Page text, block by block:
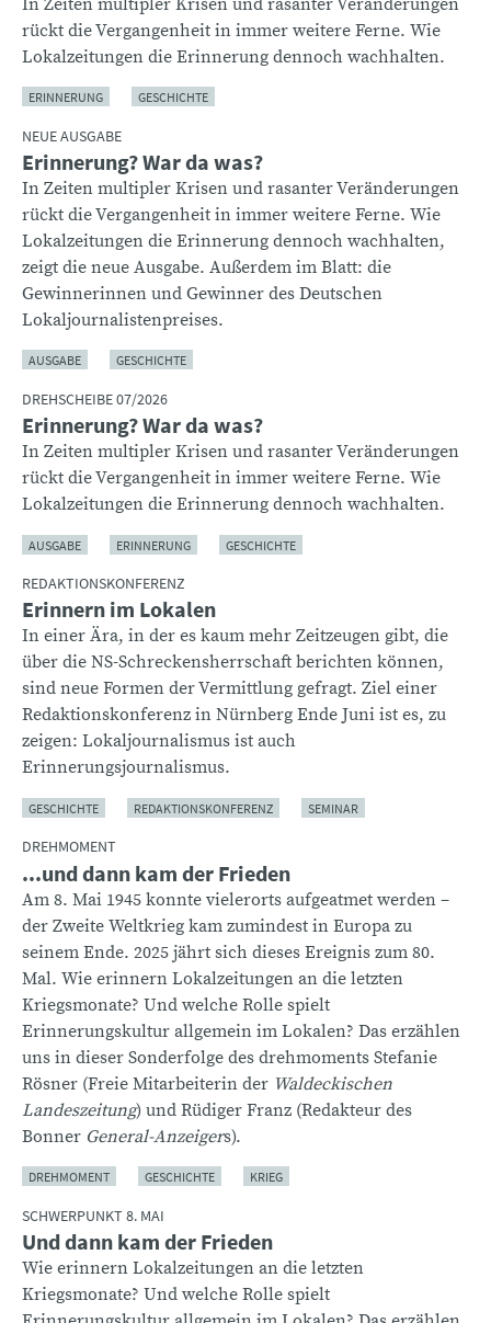
rückt die Vergangenheit in immer weitere Ferne. Wie
Lokalzeitungen die Erinnerung dennoch wachhalten.
ERINNERUNG GESCHICHTE
NEUE AUSGABE
Erinnerung? War da was?
In Zeiten multipler Krisen und rasanter Veränderungen
rückt die Vergangenheit in immer weitere Ferne. Wie
Lokalzeitungen die Erinnerung dennoch wachhalten,
zeigt die neue Ausgabe. Außerdem im Blatt: die
Gewinnerinnen und Gewinner des Deutschen
Lokaljournalistenpreises.
AUSGABE GESCHICHTE
DREHSCHEIBE 07/2026
Erinnerung? War da was?
In Zeiten multipler Krisen und rasanter Veränderungen
rückt die Vergangenheit in immer weitere Ferne. Wie
Lokalzeitungen die Erinnerung dennoch wachhalten.
AUSGABE ERINNERUNG GESCHICHTE
REDAKTIONSKONFERENZ
Erinnern im Lokalen
In einer Ära, in der es kaum mehr Zeitzeugen gibt, die
über die NS-Schreckensherrschaft berichten können,
sind neue Formen der Vermittlung gefragt. Ziel einer
Redaktionskonferenz in Nürnberg Ende Juni ist es, zu
zeigen: Lokaljournalismus ist auch
Erinnerungsjournalismus.
GESCHICHTE REDAKTIONSKONFERENZ SEMINAR
DREHMOMENT
...und dann kam der Frieden
Am 8. Mai 1945 konnte vielerorts aufgeatmet werden –
der Zweite Weltkrieg kam zumindest in Europa zu
seinem Ende. 2025 jährt sich dieses Ereignis zum 80.
Mal. Wie erinnern Lokalzeitungen an die letzten
Kriegsmonate? Und welche Rolle spielt
Erinnerungskultur allgemein im Lokalen? Das erzählen
uns in dieser Sonderfolge des drehmoments Stefanie
Rösner (Freie Mitarbeiterin der Waldeckischen
Landeszeitung) und Rüdiger Franz (Redakteur des
Bonner General-Anzeigers).
DREHMOMENT GESCHICHTE KRIEG
SCHWERPUNKT 8. MAI
Und dann kam der Frieden
Wie erinnern Lokalzeitungen an die letzten
Kriegsmonate? Und welche Rolle spielt